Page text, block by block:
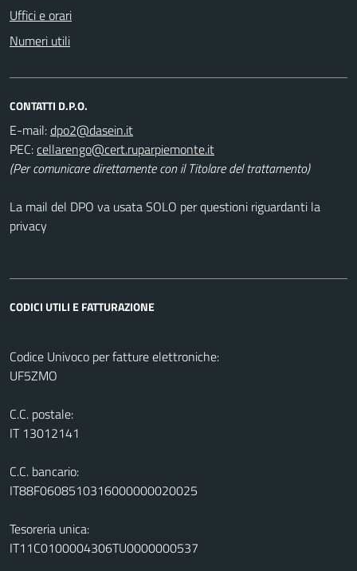
Uffici e orari
Numeri utili
CONTATTI D.P.O.
E-mail:
PEC:
(Per comunicare direttamente con il Titolare del trattamento)
La mail del DPO va usata SOLO per questioni riguardanti la
privacy
CODICI UTILI E FATTURAZIONE
Codice Univoco per fatture elettroniche:
UF5ZMO
C.C. postale:
IT 13012141
C.C. bancario:
IT88F0608510316000000020025
Tesoreria unica:
IT11C0100004306TU0000000537